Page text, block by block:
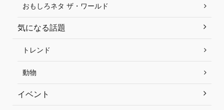
おもしろネタ ザ・ワールド
気になる話題
トレンド
動物
イベント